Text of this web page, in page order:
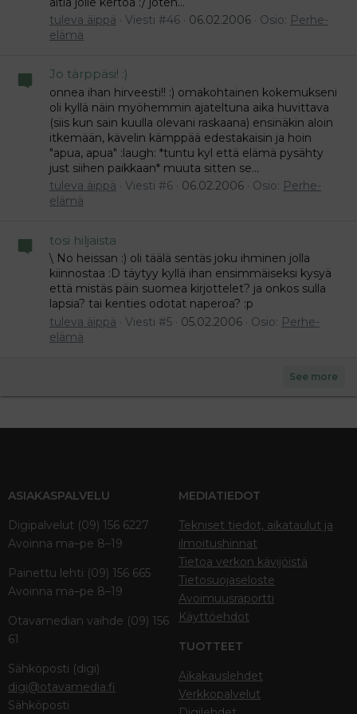
tuleva äippä
Viesti #46 06.02.2006 Osio: Perhe-
elämä
Jo tärppäsi! :)
onnea ihan hirveesti!! :) omakohtainen kokemukseni
oli kyllä näin myöhemmin ajateltuna aika huvittava
(siis kun sain kuulla olevani raskaana) ensinäkin aloin
itkemään, kävelin kämppää edestakaisin ja hoin
"apua, apua" :laugh: *tuntu kyl että elämä pysähty
just siihen paikkaan* muuta sitten se...
tuleva äippä
Viesti #6 06.02.2006 Osio: Perhe-
elämä
tosi hiljaista
\ No heissan :) oli täälä sentäs joku ihminen jolla
kiinnostaa :D täytyy kyllä ihan ensimmäiseksi kysyä
että mistäs päin suomea kirjottelet? ja onkos sulla
lapsia? tai kenties odotat naperoa? :p
tuleva äippä
Viesti #5 05.02.2006 Osio: Perhe-
elämä
See more
ASIAKASPALVELU
Digipalvelut (09) 156 6227
Avoinna ma–pe 8–19
Painettu lehti (09) 156 665
Avoinna ma–pe 8–19
Otavamedian vaihde (09) 156
61
Sähköposti (digi)
digi@otavamedia.fi
Sähköposti
MEDIATIEDOT
Tekniset tiedot, aikataulut ja
ilmoitushinnat
Tietoa verkon kävijöistä
Tietosuojaseloste
Avoimuusraportti
Käyttöehdot
TUOTTEET
Aikakauslehdet
Verkkopalvelut